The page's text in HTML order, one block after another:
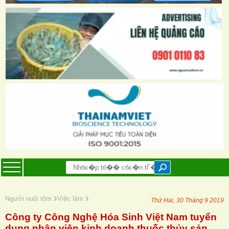
Người nuôi tôm Việc làm Thứ Hai, 30 Tháng 9 2019
Công ty Công Nghệ Hóa Sinh Việt Nam tuyển